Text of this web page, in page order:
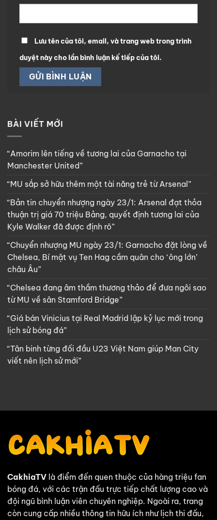
Lưu tên của tôi, email, và trang web trong trình
duyệt này cho lần bình luận kế tiếp của tôi.
BÀI VIẾT MỚI
“Amorim lên tiếng về tương lai của Garnacho tại
Manchester United”
“MU sắp sở hữu thêm một tài năng trẻ từ Arsenal”
“Bản tin chuyển nhượng ngày 23/1: Arsenal đạt thỏa
thuận trị giá 70 triệu Bảng, quyết định tương lai của
Kyle Walker đã được định rõ”
“Chuyển nhượng MU ngày 23/1: Garnacho đặt lòng về
Chelsea, Bí mật vụ Ten Hag cầm quân cho ‘ông lớn’
châu Âu”
“Chelsea đang âm thầm thương thảo để đưa ngôi sao
từ MU về sân Stamford Bridge”
“Giá bán Vinicius tại Real Madrid lập kỷ lục mới trong
lịch sử bóng đá”
“Tân binh từng đối đầu U23 Việt Nam giúp Man City
viết nên lịch sử mới”
CakhiaTV là điểm đến quen thuộc của hàng triệu fan
bóng đá, với các trận đấu trực tiếp chất lượng cao và
đội ngũ bình luận viên chuyên nghiệp. Ngoài ra, trang
còn cung cấp nhiều thông tin hữu ích như lịch thi đấu,